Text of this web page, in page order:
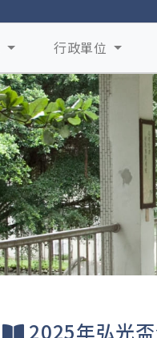
行政單位
2025年弘光